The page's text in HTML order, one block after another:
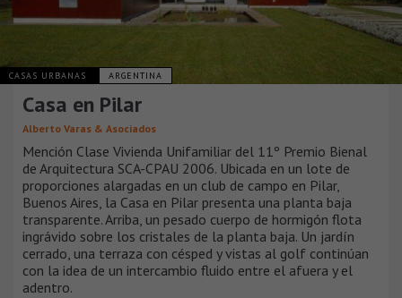
CASAS URBANAS ARGENTINA
Casa en Pilar
Alberto Varas & Asociados
Mención Clase Vivienda Unifamiliar del 11º Premio Bienal
de Arquitectura SCA-CPAU 2006. Ubicada en un lote de
proporciones alargadas en un club de campo en Pilar,
Buenos Aires, la Casa en Pilar presenta una planta baja
transparente. Arriba, un pesado cuerpo de hormigón flota
ingrávido sobre los cristales de la planta baja. Un jardín
cerrado, una terraza con césped y vistas al golf continúan
con la idea de un intercambio fluido entre el afuera y el
adentro.